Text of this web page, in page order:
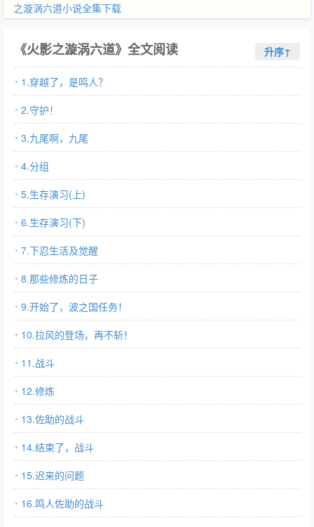
之漩涡六道小说全集下载
《火影之漩涡六道》全文阅读 升序↑
1.穿越了，是鸣人？
2.守护！
3.九尾啊，九尾
4.分组
5.生存演习(上)
6.生存演习(下)
7.下忍生活及觉醒
8.那些修炼的日子
9.开始了，波之国任务！
10.拉风的登场，再不斩！
11.战斗
12.修炼
13.佐助的战斗
14.结束了，战斗
15.迟来的问题
16.鸣人佐助的战斗